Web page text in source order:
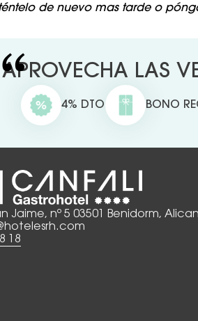
de nuevo mas tarde o
APROVECHA LAS
4% DTO BONO
Jaime, nº 5 03501 Benidorm,
18